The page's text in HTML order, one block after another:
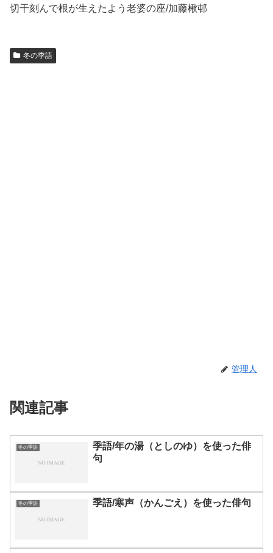
切干刻んで根が生えたよう老婆の座/加藤楸邨
冬の季語
管理人
関連記事
冬の季語
季語/年の湯（としのゆ）を使った俳
句
冬の季語 季語/寒声（かんごえ）を使った俳句